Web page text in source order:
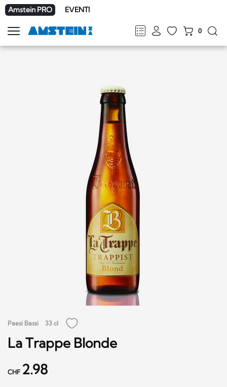
Amstein PRO EVENTI
FRDEENIT
0
Mostra
la
Paesi Bassi 33 cl
La Trappe Blonde
CHF 2.98